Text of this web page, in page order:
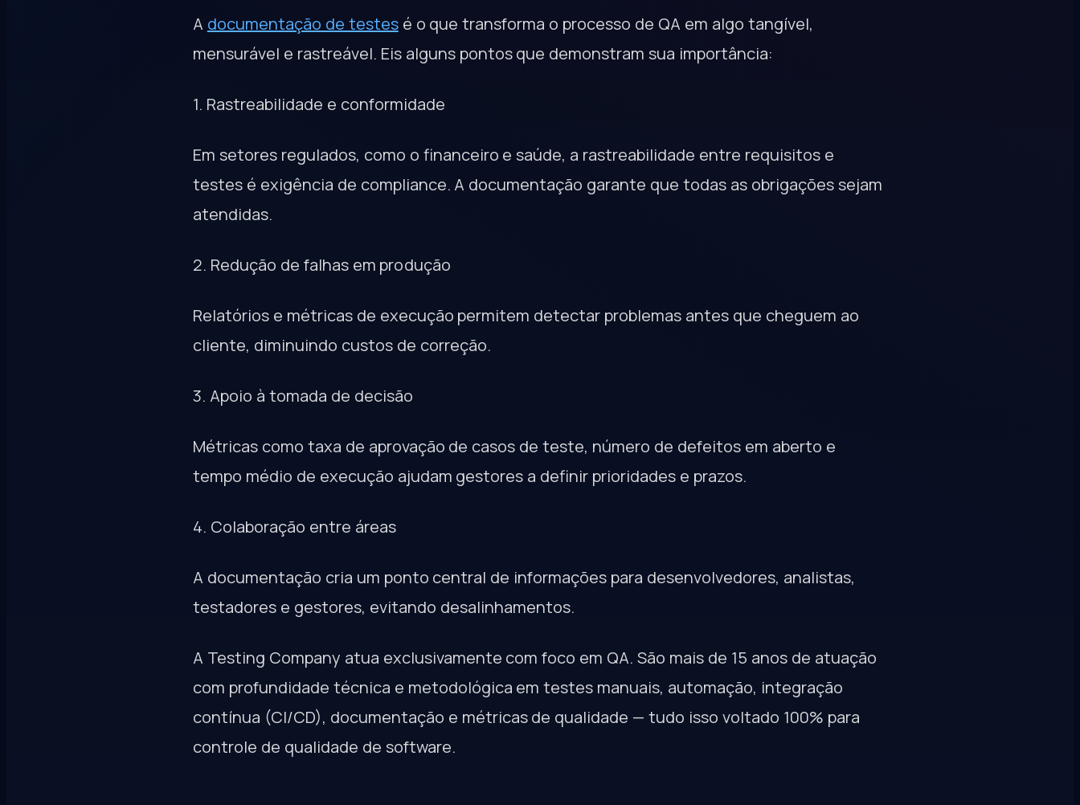
A documentação de testesé o que transforma o processo de QA em algo tangível,
mensurável e rastreável. Eis alguns pontos que demonstram sua importância:
1. Rastreabilidade e conformidade
Em setores regulados, como o financeiro e saúde, a rastreabilidade entre requisitos e
testes é exigência de compliance. A documentação garante que todas as obrigações sejam
atendidas.
2. Redução de falhas em produção
Relatórios e métricas de execução permitem detectar problemas antes que cheguem ao
cliente, diminuindo custos de correção.
3. Apoio à tomada de decisão
Métricas como taxa de aprovação de casos de teste, número de defeitos em aberto e
tempo médio de execução ajudam gestores a definir prioridades e prazos.
4. Colaboração entre áreas
A documentação cria um ponto central de informações para desenvolvedores, analistas,
testadores e gestores, evitando desalinhamentos.
A Testing Company atua exclusivamente com foco em QA. São mais de 15 anos de atuação
com profundidade técnica e metodológica em testes manuais, automação, integração
contínua (CI/CD), documentação e métricas de qualidade — tudo isso voltado 100% para
controle de qualidade de software.